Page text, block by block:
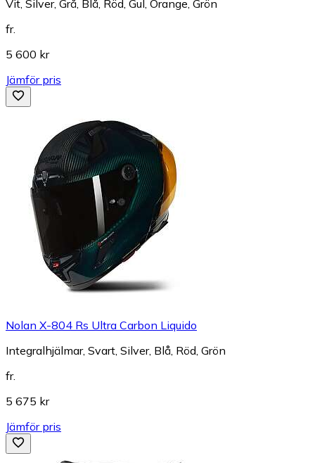
Vit, Silver, Grå, Blå, Röd, Gul, Orange, Grön
fr.
5 600 kr
Jämför pris
Nolan X-804 Rs Ultra Carbon Liquido
Integralhjälmar, Svart, Silver, Blå, Röd, Grön
fr.
5 675 kr
Jämför pris